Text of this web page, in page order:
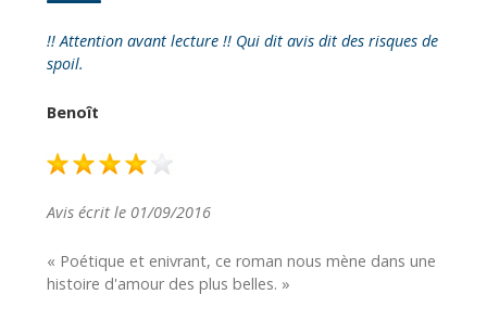
!! Attention avant lecture !! Qui dit avis dit des risques de
spoil.
Benoît
Avis écrit le 01/09/2016
« Poétique et enivrant, ce roman nous mène dans une
histoire d'amour des plus belles. »